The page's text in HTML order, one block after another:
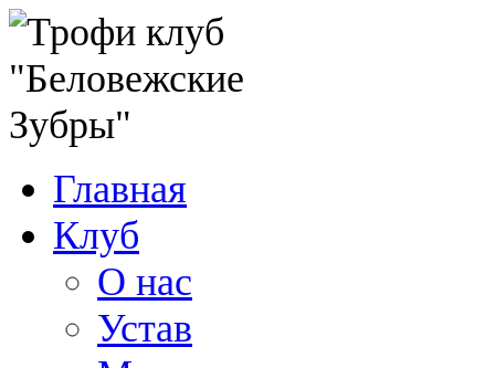
Главная
Клуб
О нас
Устав